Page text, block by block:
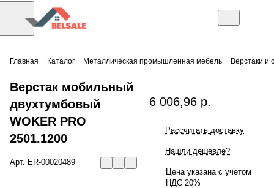
Главная Каталог Металлическая промышленная мебель Верстаки и
Верстак мобильный
двухтумбовый
WOKER PRO
2501.1200
Арт. ER-00020489
6 006,96 р.
Рассчитать доставку
Нашли дешевле?
Цена указана с учетом
НДС 20%